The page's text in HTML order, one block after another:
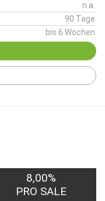
n.a.
90 Tage
bis 6 Wochen
8,00%
PRO SALE